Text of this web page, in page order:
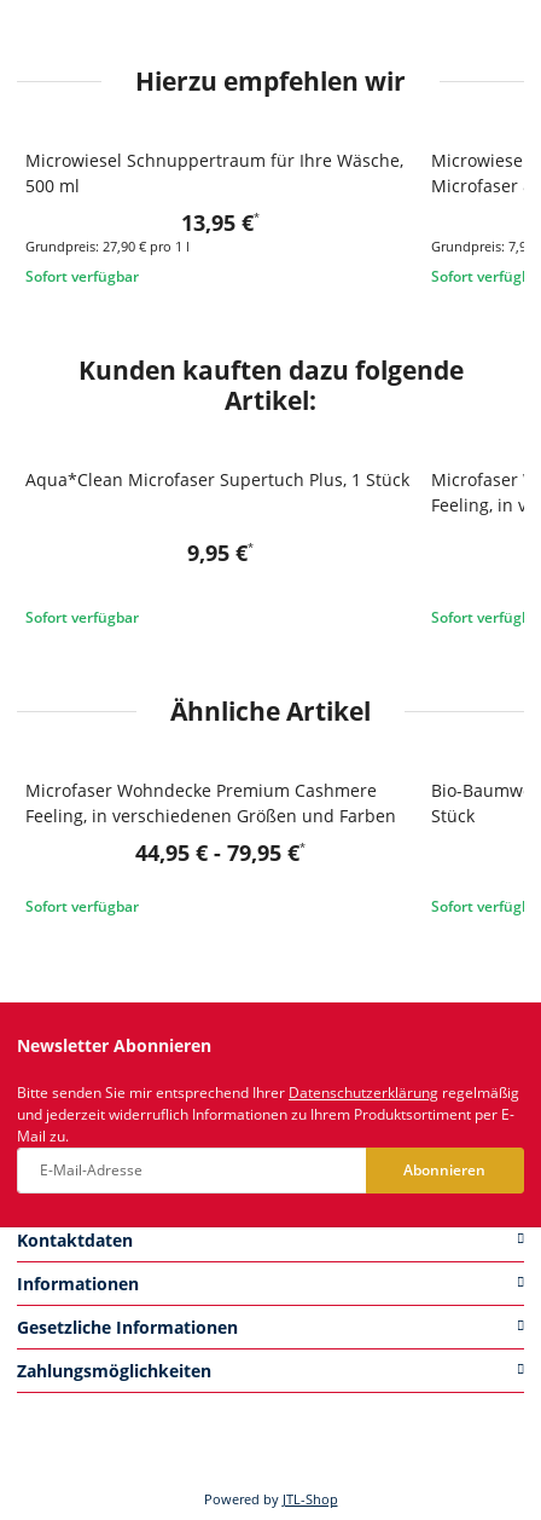
Hierzu empfehlen wir
TOP
Microwiesel Schnuppertraum für Ihre Wäsche,
500 ml
13,95 €*
Grundpreis: 27,90 € pro 1 l
Sofort verfügbar
Microwiesel
Microfaser
Grundpreis: 7,99
Sofort
Kunden kauften dazu folgende
Artikel:
Aqua*Clean Microfaser Supertuch Plus, 1 Stück
9,95 €*
Sofort verfügbar
Microfaser
Feeling, in
Sofort
Ähnliche Artikel
Microfaser Wohndecke Premium Cashmere
Feeling, in verschiedenen Größen und Farben
44,95 € 79,95 €*
Sofort verfügbar
Bio-
Stück
Sofort
Kontaktdaten
Informationen
Gesetzliche Informationen
Zahlungsmöglichkeiten
Newsletter Abonnieren
Bitte senden Sie mir entsprechend Ihrer Datenschutzerklärung regelmäßig
und jederzeit widerruflich Informationen zu Ihrem Produktsortiment per E-
Mail zu.
Abonnieren
Powered by JTL-Shop